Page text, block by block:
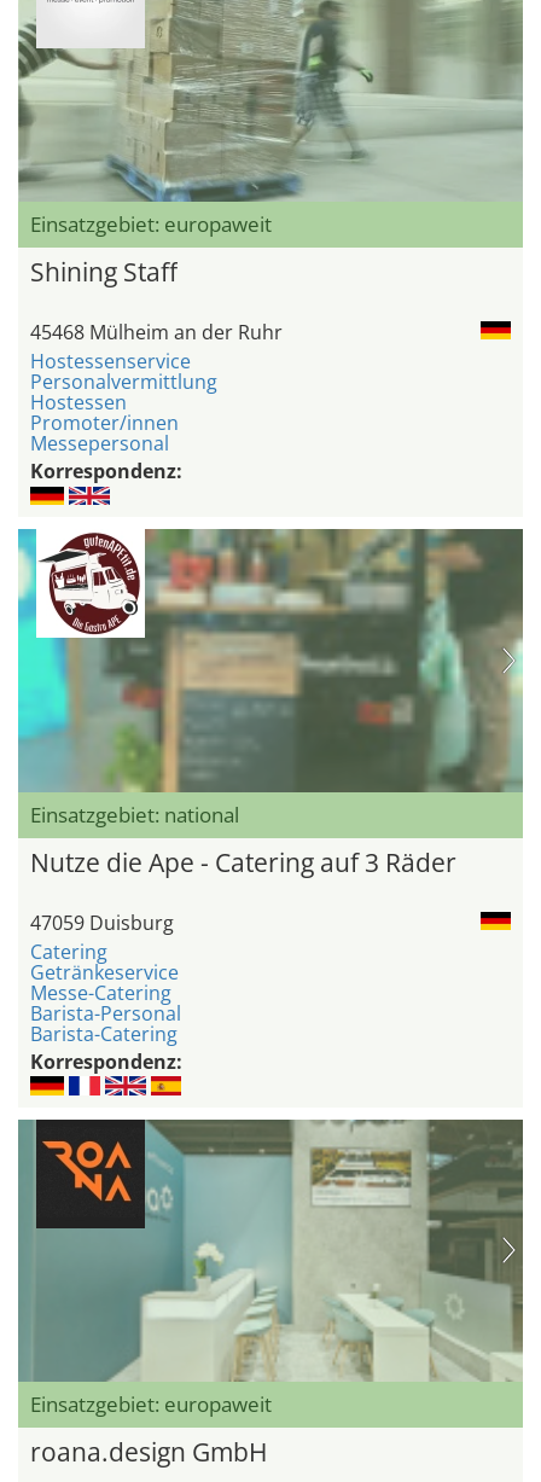
Einsatzgebiet: europaweit
Shining Staff
45468 Mülheim an der Ruhr
Hostessenservice
Personalvermittlung
Hostessen
Promoter/innen
Messepersonal
Korrespondenz:
Einsatzgebiet: national
Nutze die Ape - Catering auf 3 Räder
47059 Duisburg
Catering
Getränkeservice
Messe-Catering
Barista-Personal
Barista-Catering
Korrespondenz:
Einsatzgebiet: europaweit
roana.design GmbH